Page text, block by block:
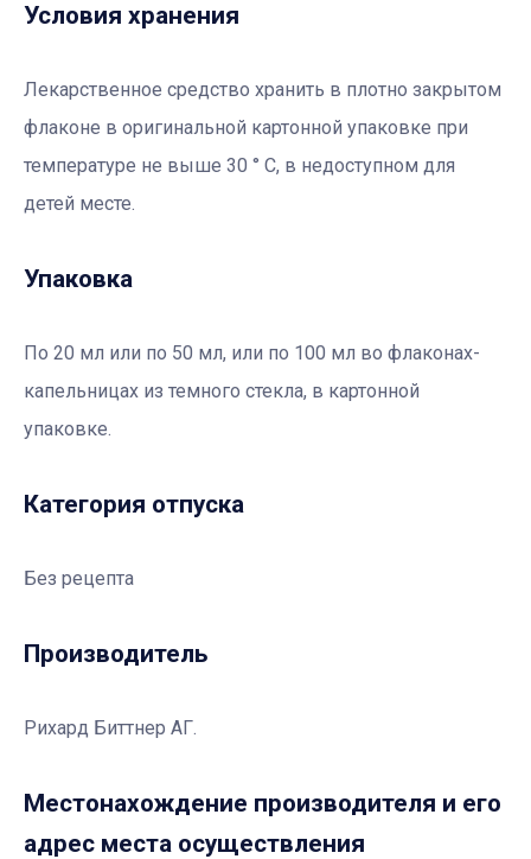
Условия хранения
Лекарственное средство хранить в плотно закрытом
флаконе в оригинальной картонной упаковке при
температуре не выше 30 ° С, в недоступном для
детей месте.
Упаковка
По 20 мл или по 50 мл, или по 100 мл во флаконах-
капельницах из темного стекла, в картонной
упаковке.
Категория отпуска
Без рецепта
Производитель
Рихард Биттнер АГ.
Местонахождение производителя и его
адрес места осуществления